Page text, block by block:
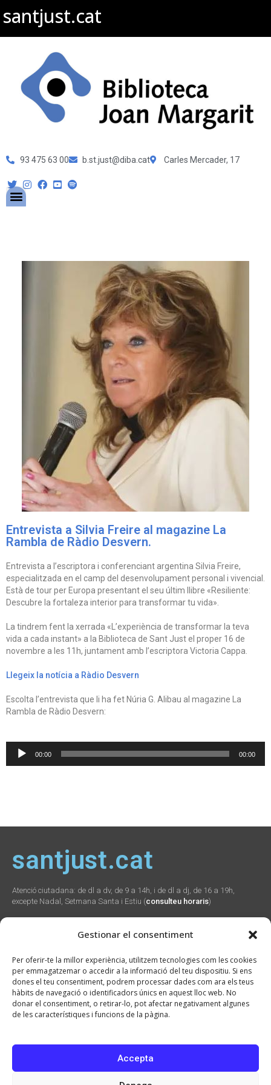
Gestionar el consentiment
Per oferir-te la millor experiència, utilitzem tecnologies com les cookies
per emmagatzemar o accedir a la informació del teu dispositiu. Si ens
dones el teu consentiment, podrem processar dades com ara els teus
hàbits de navegació o identificadors únics en aquest lloc web. No
donar el consentiment, o retirar-lo, pot afectar negativament algunes
de les característiques i funcions de la pàgina.
Accepta
santjust.cat
93 475 63 00 b.st.just@diba.cat Carles Mercader, 17
Entrevista a Silvia Freire al magazine La
Rambla de Ràdio Desvern.
Entrevista a l’escriptora i conferenciant argentina Silvia Freire,
especialitzada en el camp del desenvolupament personal i vivencial.
Està de tour per Europa presentant el seu últim llibre «Resiliente:
Descubre la fortaleza interior para transformar tu vida».
La tindrem fent la xerrada «L’experiència de transformar la teva
vida a cada instant» a la Biblioteca de Sant Just el proper 16 de
novembre a les 11h, juntament amb l’escriptora Victoria Cappa.
Llegeix la notícia a Ràdio Desvern
Escolta l’entrevista que li ha fet Núria G. Alibau al magazine La
Rambla de Ràdio Desvern:
Reproductor
d'àudio
00:00 00:00
santjust.cat
Atenció ciutadana: de dl a dv, de 9 a 14h, i de dl a dj, de 16 a 19h,
excepte Nadal, Setmana Santa i Estiu (consulteu horaris)
Social
Webs
municipals
Promunsa
Promoció Econòmica
seu.cat
Contacte
Plaça Verdaguer, 2
Sant Just Desvern,
08960
934 804 800